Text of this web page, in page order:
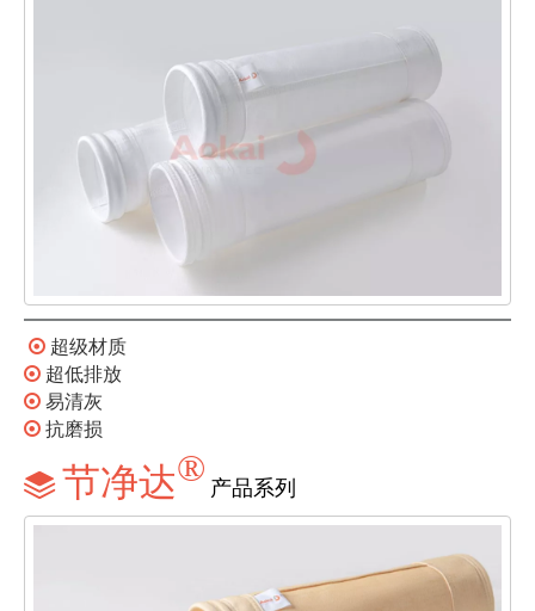
 超级材质
 超低排放
 易清灰
 抗磨损
 节净达® 产品系列